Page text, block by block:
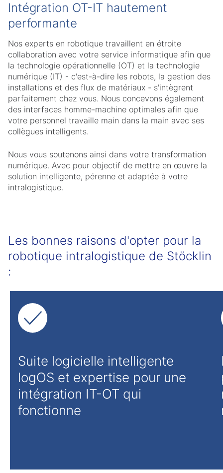
Intégration OT-IT hautement
performante
Nos experts en robotique travaillent en étroite
collaboration avec votre service informatique afin que
la technologie opérationnelle (OT) et la technologie
numérique (IT) - c'est-à-dire les robots, la gestion des
installations et des flux de matériaux - s'intègrent
parfaitement chez vous. Nous concevons également
des interfaces homme-machine optimales afin que
votre personnel travaille main dans la main avec ses
collègues intelligents.
Nous vous soutenons ainsi dans votre transformation
numérique. Avec pour objectif de mettre en œuvre la
solution intelligente, pérenne et adaptée à votre
intralogistique.
Les bonnes raisons d'opter pour la
robotique intralogistique de Stöcklin
:
Suite logicielle intelligente
logOS et expertise pour une
intégration IT-OT qui
fonctionne